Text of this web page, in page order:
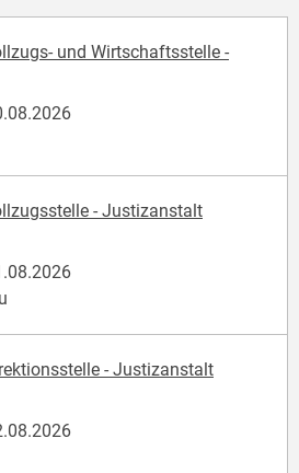
und Wirtschaftsstelle -
- Justizanstalt
- Justizanstalt